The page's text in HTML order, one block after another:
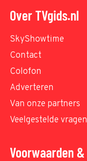
Over TVgids.nl
SkyShowtime
Contact
Colofon
Adverteren
Van onze partners
Veelgestelde vragen
Voorwaarden